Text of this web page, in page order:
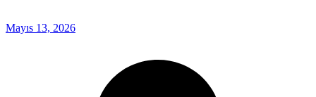
Mayıs 13, 2026